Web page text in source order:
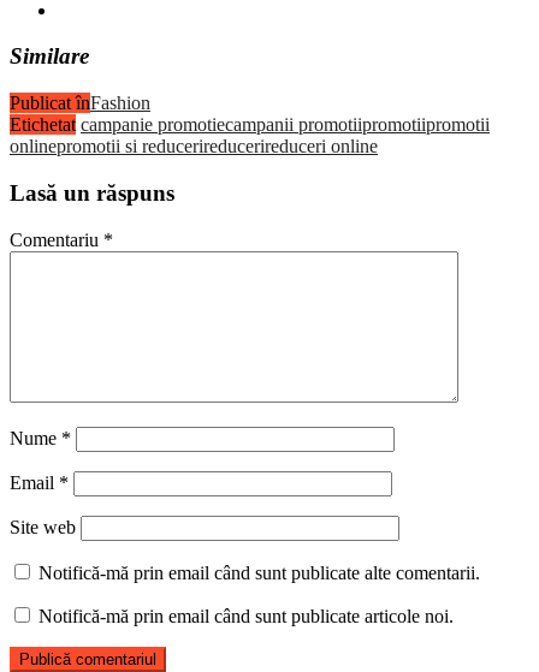
Similare
Publicat înFashion
Etichetat campanie promotiecampanii promotiipromotiipromotii
onlinepromotii si reducerireducerireduceri online
Lasă un răspuns
Comentariu *
Nume *
Email *
Site web
Notifică-mă prin email când sunt publicate alte comentarii.
Notifică-mă prin email când sunt publicate articole noi.